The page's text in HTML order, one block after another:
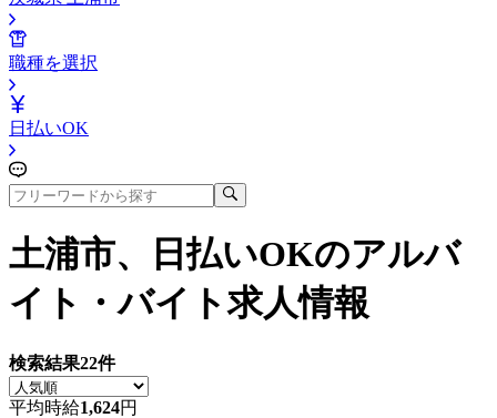
職種を選択
日払いOK
土浦市、日払いOKのアルバ
イト・バイト求人情報
検索結果22件
平均時給1,624円